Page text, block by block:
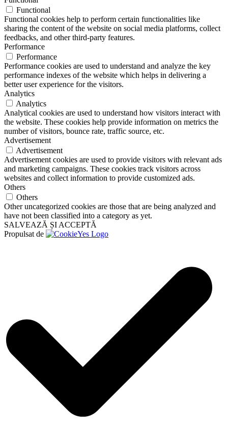
Functional
Functional cookies help to perform certain functionalities like
sharing the content of the website on social media platforms, collect
feedbacks, and other third-party features.
Performance
Performance
Performance cookies are used to understand and analyze the key
performance indexes of the website which helps in delivering a
better user experience for the visitors.
Analytics
Analytics
Analytical cookies are used to understand how visitors interact with
the website. These cookies help provide information on metrics the
number of visitors, bounce rate, traffic source, etc.
Advertisement
Advertisement
Advertisement cookies are used to provide visitors with relevant ads
and marketing campaigns. These cookies track visitors across
websites and collect information to provide customized ads.
Others
Others
Other uncategorized cookies are those that are being analyzed and
have not been classified into a category as yet.
SALVEAZĂ ȘI ACCEPTĂ
Propulsat de